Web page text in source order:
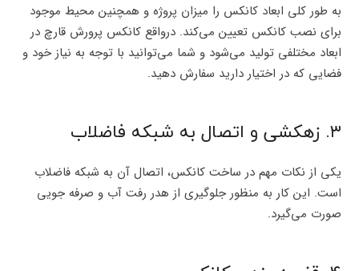
به طور کلی ابعاد کانکس را میزان پروژه و همچنین محیط موجود
برای نصب کانکس تعیین می‌کند. درواقع کانکس پرورش قارچ در
ابعاد مختلفی تولید می‌شود و شما می‌توانید با توجه به نیاز خود و
فضایی که در اختیار دارید سفارش دهید.
۳. زهکشی و اتصال به شبکه فاضلاب
یکی از نکات مهم در ساخت کانکس، اتصال آن به شبکه فاضلاب
است. این کار به منظور جلوگیری از هدر رفت آب و صرفه جویی
صورت می‌گیرد.